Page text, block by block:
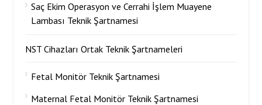
Saç Ekim Operasyon ve Cerrahi İşlem Muayene
Lambası Teknik Şartnamesi
NST Cihazları Ortak Teknik Şartnameleri
Fetal Monitör Teknik Şartnamesi
Maternal Fetal Monitör Teknik Şartnamesi